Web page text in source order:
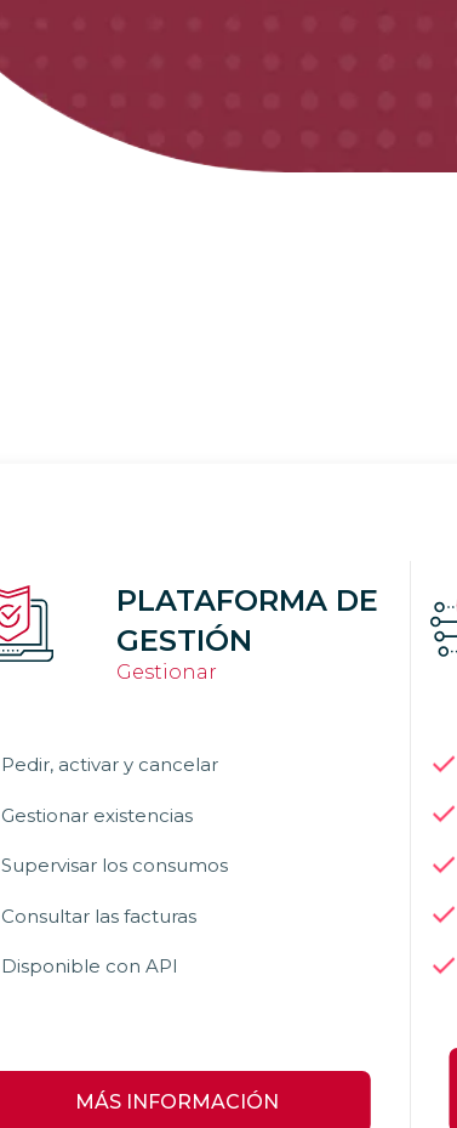
PLATAFORMA DE
GESTIÓN
Gestionar
Pedir, activar y cancelar
Gestionar existencias
Supervisar los consumos
Consultar las facturas
Disponible con API
MÁS INFORMACIÓN